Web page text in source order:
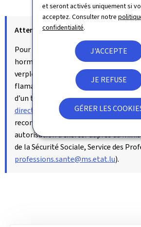
et seront activés uniquement si
acceptez. Consulter notre
confidentialité.
J'ACCEPTE
JE REFUSE
GÉRER LES
Attention:
Pour les professions d’infirmier (en
hormis les qualifications de ‘Diploma
verpleger/verpleegster’ émis par la
flamande de Belgique) et de sage-
d’un titre de formation visé à l’
directive 2005/36/CEsontexemptés
reconnaissance et peuvent
autorisation d’exercer auprès du
de la Sécurité Sociale, Service des
professions.sante@ms.etat.lu).